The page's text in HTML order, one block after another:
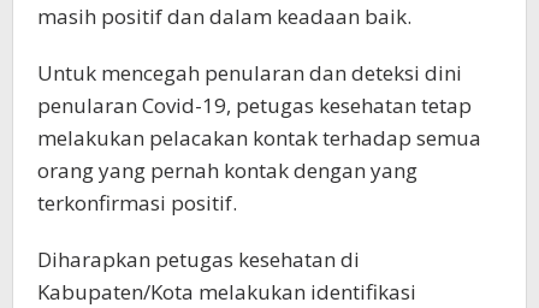
masih positif dan dalam keadaan baik.
Untuk mencegah penularan dan deteksi dini
penularan Covid-19, petugas kesehatan tetap
melakukan pelacakan kontak terhadap semua
orang yang pernah kontak dengan yang
terkonfirmasi positif.
Diharapkan petugas kesehatan di
Kabupaten/Kota melakukan identifikasi